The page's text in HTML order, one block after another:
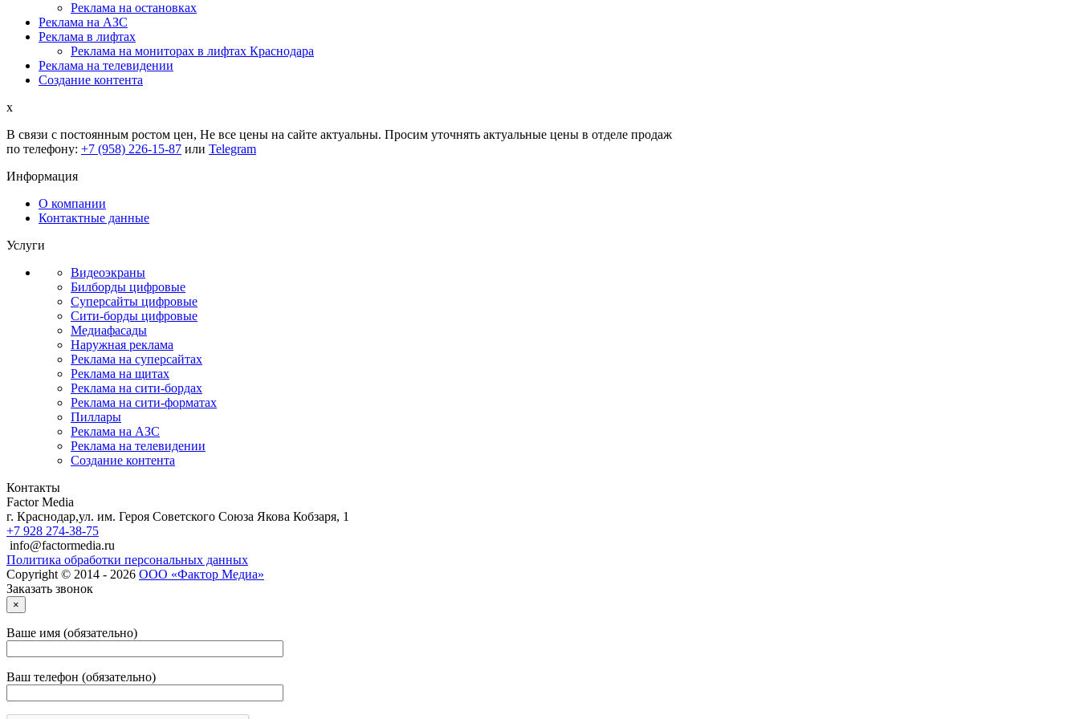
Реклама на остановках
Реклама на АЗС
Реклама в лифтах
Реклама на мониторах в лифтах Краснодара
Реклама на телевидении
Создание контента
x
В связи с постоянным ростом цен, Не все цены на сайте актуальны. Просим уточнять актуальные цены в отделе продаж
по телефону: +7 (958) 226-15-87 или Telegram
Информация
О компании
Контактные данные
Услуги
Видеоэкраны
Билборды цифровые
Суперсайты цифровые
Сити-борды цифровые
Медиафасады
Наружная реклама
Реклама на суперсайтах
Реклама на щитах
Реклама на сити-бордах
Реклама на сити-форматах
Пиллары
Реклама на АЗС
Реклама на телевидении
Создание контента
Контакты
Factor Media
г. Краснодар,ул. им. Героя Советского Союза Якова Кобзаря, 1
+7 928 274-38-75
info@factormedia.ru
Политика обработки персональных данных
Copyright © 2014 - 2026 ООО «Фактор Медиа»
Заказать звонок
×
Ваше имя (обязательно)
Ваш телефон (обязательно)